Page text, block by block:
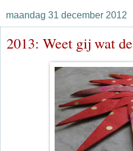
maandag 31 december 2012
2013: Weet gij wat